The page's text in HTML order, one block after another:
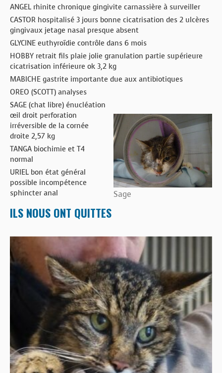
ANGEL rhinite chronique gingivite carnassière à surveiller
CASTOR hospitalisé 3 jours bonne cicatrisation des 2 ulcères
gingivaux jetage nasal presque absent
GLYCINE euthyroïdie contrôle dans 6 mois
HOBBY retrait fils plaie jolie granulation partie supérieure
cicatrisation inférieure ok 3,2 kg
MABICHE gastrite importante due aux antibiotiques
OREO (SCOTT) analyses
Sage
SAGE (chat libre) énucléation
œil droit perforation
irréversible de la cornée
droite 2,57 kg
TANGA biochimie et T4
normal
URIEL bon état général
possible incompétence
sphincter anal
ILS NOUS ONT QUITTES